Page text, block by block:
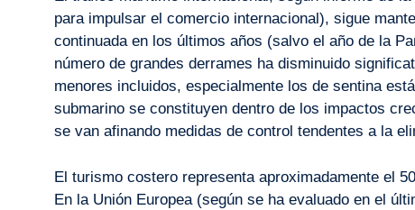
para impulsar el comercio internacional), sigue
continuada en los últimos años (salvo el año de la
número de grandes derrames ha disminuido
menores incluidos, especialmente los de sentina
submarino se constituyen dentro de los impactos
se van afinando medidas de control tendentes a la
El turismo costero representa aproximadamente el
En la Unión Europea (según se ha evaluado en el